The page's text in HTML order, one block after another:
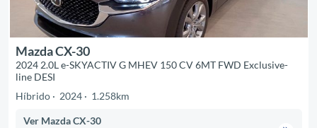
Mazda CX-30
2024 2.0L e-SKYACTIV G MHEV 150 CV 6MT FWD Exclusive-
line DESI
Híbrido
2024 1.258km
Ver Mazda CX-30